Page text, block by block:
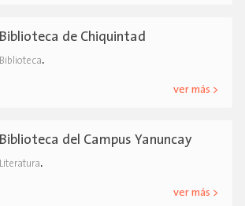
Biblioteca de Chiquintad
Biblioteca.
ver más >
Biblioteca del Campus Yanuncay
Literatura.
ver más >